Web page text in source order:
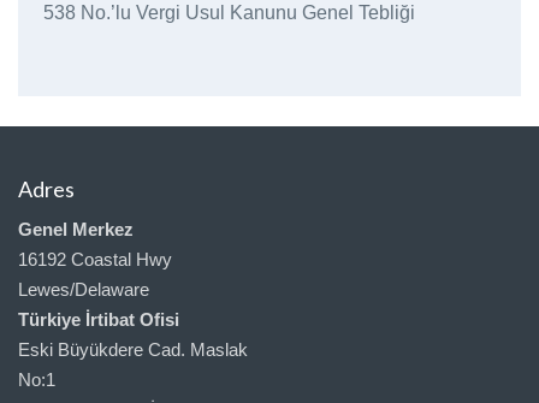
538 No.’lu Vergi Usul Kanunu Genel Tebliği
Adres
Genel Merkez
16192 Coastal Hwy
Lewes/Delaware
Türkiye İrtibat Ofisi
Eski Büyükdere Cad. Maslak
No:1